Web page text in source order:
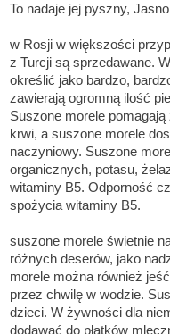
To nadaje jej pyszny,
w Rosji w większości
z Turcji są sprzedawane.
określić jako bardzo,
zawierają ogromną ilość
Suszone morele
krwi, a suszone morele
naczyniowy. Suszone
organicznych, potasu,
witaminy B5. Odporność
spożycia witaminy B5.
suszone morele świetnie
różnych deserów, jako
morele można również
przez chwilę w wodzie.
dzieci. W żywności dla
dodawać do płatków